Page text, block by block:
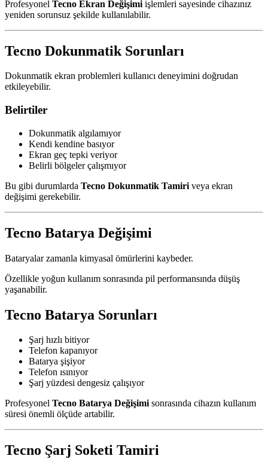
Profesyonel Tecno Ekran Değişimi işlemleri sayesinde cihazınız
yeniden sorunsuz şekilde kullanılabilir.
Tecno Dokunmatik Sorunları
Dokunmatik ekran problemleri kullanıcı deneyimini doğrudan
etkileyebilir.
Belirtiler
Dokunmatik algılamıyor
Kendi kendine basıyor
Ekran geç tepki veriyor
Belirli bölgeler çalışmıyor
Bu gibi durumlarda Tecno Dokunmatik Tamiri veya ekran
değişimi gerekebilir.
Tecno Batarya Değişimi
Bataryalar zamanla kimyasal ömürlerini kaybeder.
Özellikle yoğun kullanım sonrasında pil performansında düşüş
yaşanabilir.
Tecno Batarya Sorunları
Şarj hızlı bitiyor
Telefon kapanıyor
Batarya şişiyor
Telefon ısınıyor
Şarj yüzdesi dengesiz çalışıyor
Profesyonel Tecno Batarya Değişimisonrasında cihazın kullanım
süresi önemli ölçüde artabilir.
Tecno Şarj Soketi Tamiri